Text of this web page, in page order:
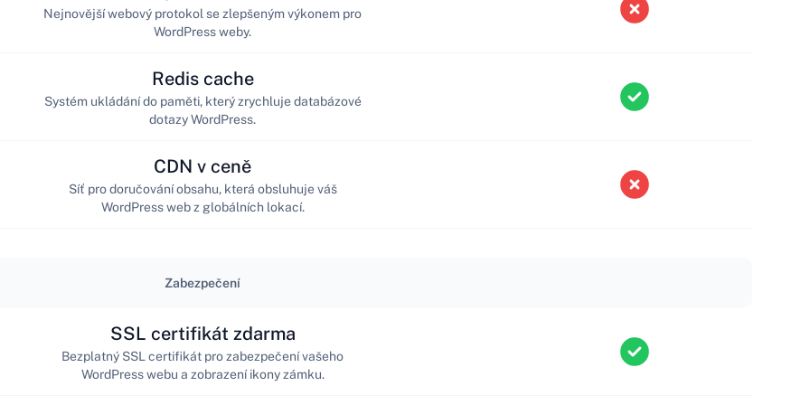
Nejnovější webový protokol se zlepšeným výkonem pro
WordPress weby.
Redis cache
Systém ukládání do paměti, který zrychluje databázové
dotazy WordPress.
CDN v ceně
Síť pro doručování obsahu, která obsluhuje váš
WordPress web z globálních lokací.
Zabezpečení
SSL certifikát zdarma
Bezplatný SSL certifikát pro zabezpečení vašeho
WordPress webu a zobrazení ikony zámku.